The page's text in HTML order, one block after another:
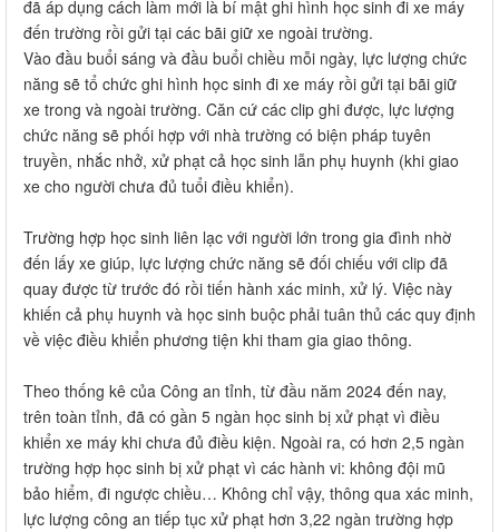
đã áp dụng cách làm mới là bí mật ghi hình học sinh đi xe máy
đến trường rồi gửi tại các bãi giữ xe ngoài trường.
Vào đầu buổi sáng và đầu buổi chiều mỗi ngày, lực lượng chức
năng sẽ tổ chức ghi hình học sinh đi xe máy rồi gửi tại bãi giữ
xe trong và ngoài trường. Căn cứ các clip ghi được, lực lượng
chức năng sẽ phối hợp với nhà trường có biện pháp tuyên
truyền, nhắc nhở, xử phạt cả học sinh lẫn phụ huynh (khi giao
xe cho người chưa đủ tuổi điều khiển).
Trường hợp học sinh liên lạc với người lớn trong gia đình nhờ
đến lấy xe giúp, lực lượng chức năng sẽ đối chiếu với clip đã
quay được từ trước đó rồi tiến hành xác minh, xử lý. Việc này
khiến cả phụ huynh và học sinh buộc phải tuân thủ các quy định
về việc điều khiển phương tiện khi tham gia giao thông.
Theo thống kê của Công an tỉnh, từ đầu năm 2024 đến nay,
trên toàn tỉnh, đã có gần 5 ngàn học sinh bị xử phạt vì điều
khiển xe máy khi chưa đủ điều kiện. Ngoài ra, có hơn 2,5 ngàn
trường hợp học sinh bị xử phạt vì các hành vi: không đội mũ
bảo hiểm, đi ngược chiều… Không chỉ vậy, thông qua xác minh,
lực lượng công an tiếp tục xử phạt hơn 3,22 ngàn trường hợp